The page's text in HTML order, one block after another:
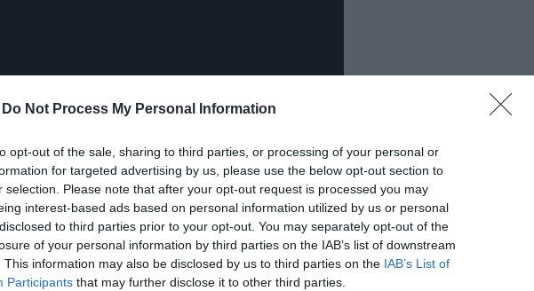
Do Not Process My Personal Information
opt-out of the sale, sharing to third parties, or processing of your personal or
for targeted advertising by us, please use the below opt-out section to
selection. Please note that after your opt-out request is processed you may
interest-based ads based on personal information utilized by us or personal
to third parties prior to your opt-out. You may separately opt-out of the
of your personal information by third parties on the IAB’s list of downstream
This information may also be disclosed by us to third parties on the IAB’s List of
Participants that may further disclose it to other third parties.